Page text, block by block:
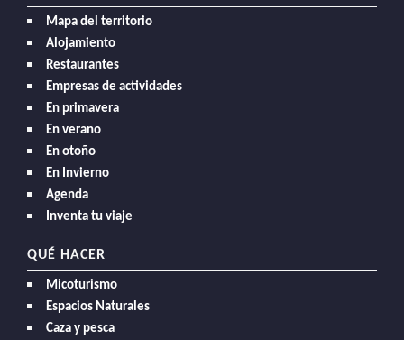
Mapa del territorio
Alojamiento
Restaurantes
Empresas de actividades
En primavera
En verano
En otoño
En Invierno
Agenda
Inventa tu viaje
QUÉ HACER
Micoturismo
Espacios Naturales
Caza y pesca